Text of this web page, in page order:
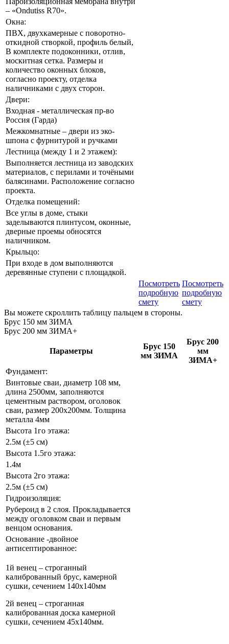
– «Ondutiss R70».
Окна:
ПВХ, двухкамерные с поворотно-
откидной створкой, профиль белый,
В комплекте подоконники, отлив,
москитная сетка. Размеры и
количество оконных блоков,
согласно проекту, отделка
наличниками с двух сторон.
Двери:
Входная - металлическая пр-во
Россия (Гарда)
Межкомнатные – двери из эко-
шпона с фурнитурой и ручками
Лестница (между 1 и 2 этажем):
Выполняется лестница из заводских
материалов, с перилами и точёными
балясинами. Расположение согласно
проекта.
Отделка помещений:
Все углы в доме, стыки
заделываются плинтусом, оконные,
дверные проемы обносятся
наличником.
Крыльцо:
При входе в дом выполняются
деревянные ступени с площадкой.
Посмотреть
подробную
смету
Посмотреть
подробную
смету
Вы можете скроллить таблицу пальцем в стороны.
Брус 150 мм ЗИМА
Брус 200 мм ЗИМА+
Параметры
Брус 150
мм ЗИМА
Брус 200
мм
ЗИМА+
Фундамент:
Винтовые сваи, диаметр 108 мм,
длина 2500мм, заполняются
цементным раствором, оголовок
сваи, размер 200х200мм. Толщина
металла 4мм
Высота 1го этажа:
2.5м (±5 см)
Высота 1.5го этажа:
1.4м
Высота 2го этажа:
2.5м (±5 см)
Гидроизоляция:
Рубероид в 2 слоя. Прокладывается
между оголовком сваи и первым
венцом основания.
Основание -двойное
антисептированное:
1й венец – строганный
калиброванный брус, камерной
сушки, сечением 140х140мм
2й венец – строганная
калиброванная доска камерной
сушки, сечением 45х140мм.